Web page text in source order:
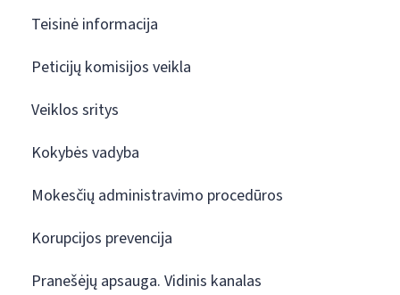
Teisinė informacija
Peticijų komisijos veikla
Veiklos sritys
Kokybės vadyba
Mokesčių administravimo procedūros
Korupcijos prevencija
Pranešėjų apsauga. Vidinis kanalas